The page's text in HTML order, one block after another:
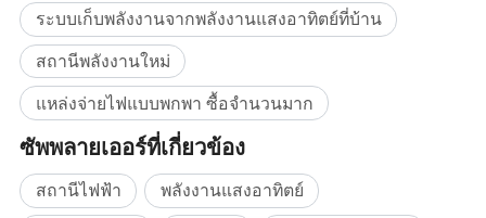
ระบบเก็บพลังงานจากพลังงานแสงอาทิตย์ที่บ้าน
สถานีพลังงานใหม่
แหล่งจ่ายไฟแบบพกพา ซื้อจำนวนมาก
ซัพพลายเออร์ที่เกี่ยวข้อง
สถานีไฟฟ้า พลังงานแสงอาทิตย์